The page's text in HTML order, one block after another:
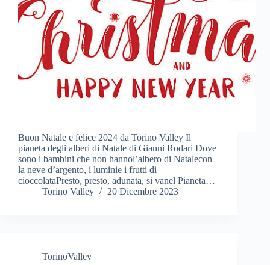
Buon Natale e felice 2024 da Torino Valley Il
pianeta degli alberi di Natale di Gianni Rodari Dove
sono i bambini che non hannol’albero di Natalecon
la neve d’argento, i luminie i frutti di
cioccolataPresto, presto, adunata, si vanel Pianeta…
Torino Valley
20 Dicembre 2023
TorinoValley